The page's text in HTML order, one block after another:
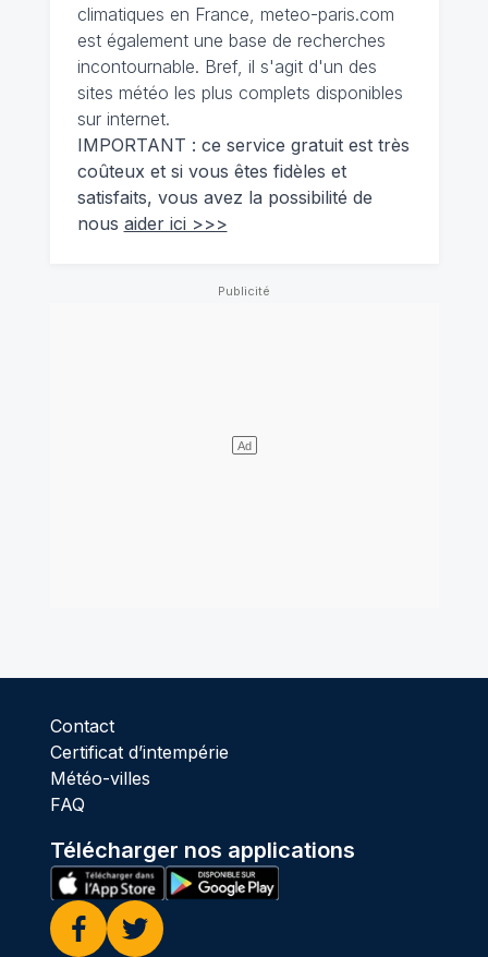
climatiques en France, meteo-paris.com
est également une base de recherches
incontournable. Bref, il s'agit d'un des
sites météo les plus complets disponibles
sur internet.
IMPORTANT : ce service gratuit est très
coûteux et si vous êtes fidèles et
satisfaits, vous avez la possibilité de
nous aider ici >>>
Contact
Certificat d’intempérie
Météo-villes
FAQ
Télécharger nos applications